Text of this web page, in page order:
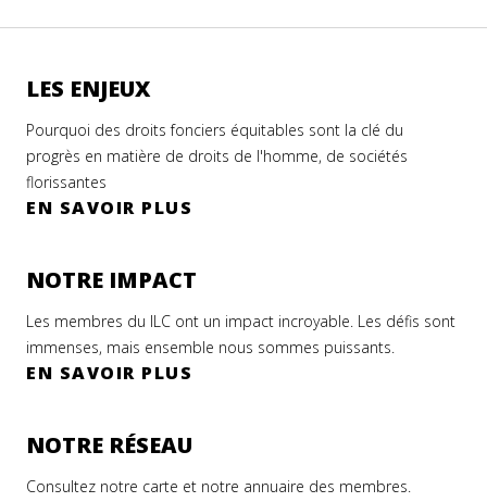
LES ENJEUX
Pourquoi des droits fonciers équitables sont la clé du
progrès en matière de droits de l'homme, de sociétés
florissantes
EN SAVOIR PLUS
NOTRE IMPACT
Les membres du ILC ont un impact incroyable. Les défis sont
immenses, mais ensemble nous sommes puissants.
EN SAVOIR PLUS
NOTRE RÉSEAU
Consultez notre carte et notre annuaire des membres.